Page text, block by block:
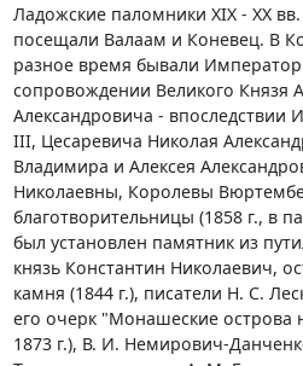
Ладожские паломники XIX - XX
посещали Валаам и Коневец. В
разное время бывали
сопровождении Великого Князя
Александровича - впоследствии
III, Цесаревича Николая
Владимира и Алексея
Николаевны, Королевы
благотворительницы (1858 г., в
был установлен памятник из
князь Константин Николаевич,
камня (1844 г.), писатели Н. С.
его очерк "Монашеские острова
1873 г.), В. И. Немиpович-